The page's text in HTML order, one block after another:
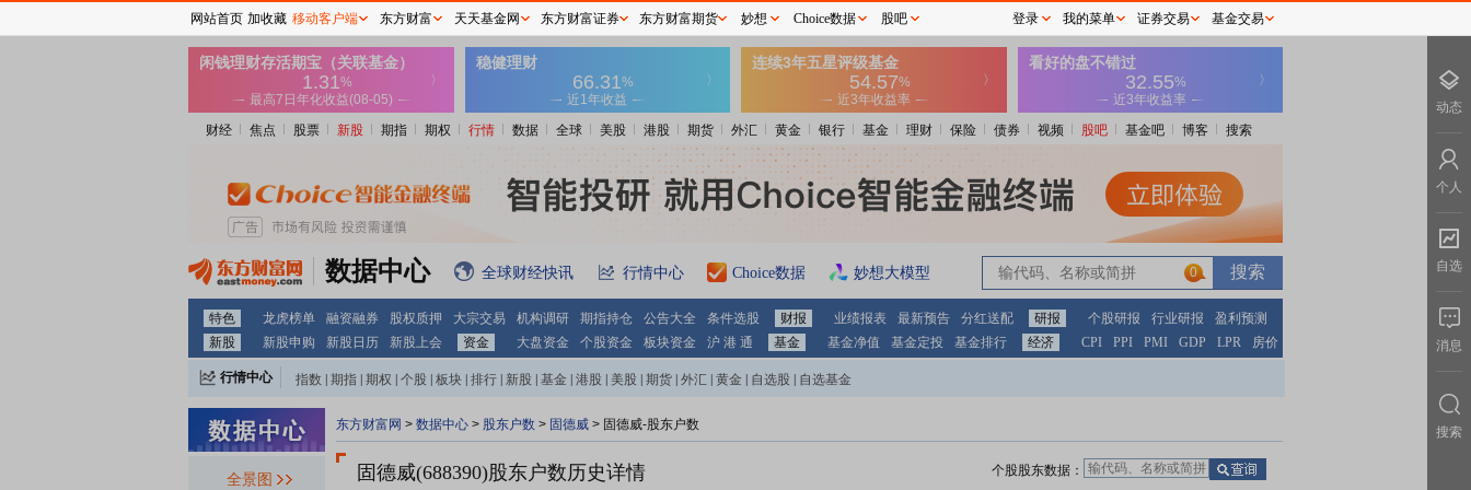
财经 焦点 股票 新股 期指 期权 行情 数据 全球 美股 港股 期货 外汇 黄金 银行 基金 理财 保险 债券 视频 股吧 基金吧 博客 搜索
数据中心 全球财经快讯 行情中心 Choice数据 妙想大模型 0
特色 龙虎榜单 融资融券 股权质押 大宗交易 机构调研 期指持仓 公告大全 条件选股 财报 业绩报表 最新预告 分红送配 研报 个股研报 行业研报
盈利预测
新股
新股申购 新股日历 新股上会 资金 大盘资金 个股资金 板块资金 沪 港 通 基金 基金净值 基金定投 基金排行 经济 CPI PPI PMI GDP LPR 房价
行情中心 指数 期指 期权 个股 板块 排行 新股 基金 港股 美股 期货 外汇 黄金 自选股 自选基金
全景图
东方财富网 > 数据中心 > 股东户数 > 固德威 > 固德威-股东户数
固德威(688390)股东户数历史详情 个股股东数据：
网站首页 加收藏 移动客户端 东方财富 天天基金网 东方财富证券 东方财富期货 妙想 Choice数据 股吧 登录 我的菜单 证券交易 基金交易
动态
个人
自选
消息
搜索